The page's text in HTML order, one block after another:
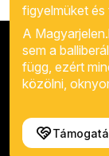
figyelmüket
A
sem a
függ, ezért
közölni,